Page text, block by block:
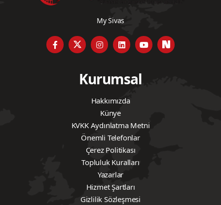
My Sivas
Kurumsal
Hakkımızda
Künye
KVKK Aydınlatma Metni
Önemli Telefonlar
Çerez Politikası
Topluluk Kuralları
Yazarlar
Hizmet Şartları
Gizlilik Sözleşmesi